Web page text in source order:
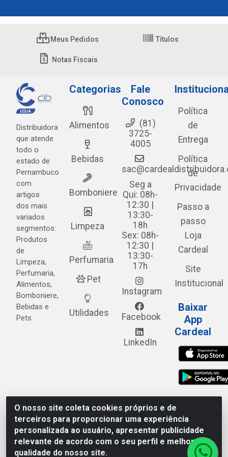
O nosso site coleta cookies próprios e de
terceiros para proporcionar uma experiência
personalizada ao usuário, apresentar publicidade
relevante de acordo com o seu perfil e melhorar a
qualidade do nosso site.
Meus Pedidos Títulos
Notas Fiscais
Distribuidora
que atende
todo o
estado de
Pernambuco
com
artigos
dos mais
variados
segmentos:
Produtos
de
Limpeza,
Perfumaria,
Alimentos,
Bomboniere,
Bebidas e
Pets.
Categorias
Alimentos
Bebidas
Bomboniere
Limpeza
Perfumaria
Pet
Utilidades
Fale
Conosco
(81)
3725-
4005
Seg a
Qui: 08h-
12:30 |
13:30-
18h
Sex: 08h-
12:30 |
13:30-
17h
Instagram
Facebook
LinkedIn
Política
de
Entrega
Política
de
Privacidade
Passo a
passo
Loja
Cardeal
Site
Institucional
Baixar
App
Cardeal
Cardeal Distribuidora - Estrada Alto do Moura, 582 - Alto
do Moura - Caruaru/PE - CEP 55.040-120 - CNPJ
05.253.499/0001-62